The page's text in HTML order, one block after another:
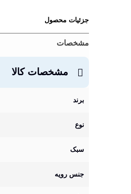
جزئیات محصول
مشخصات
مشخصات کالا
برند
نوع
سبک
جنس رویه